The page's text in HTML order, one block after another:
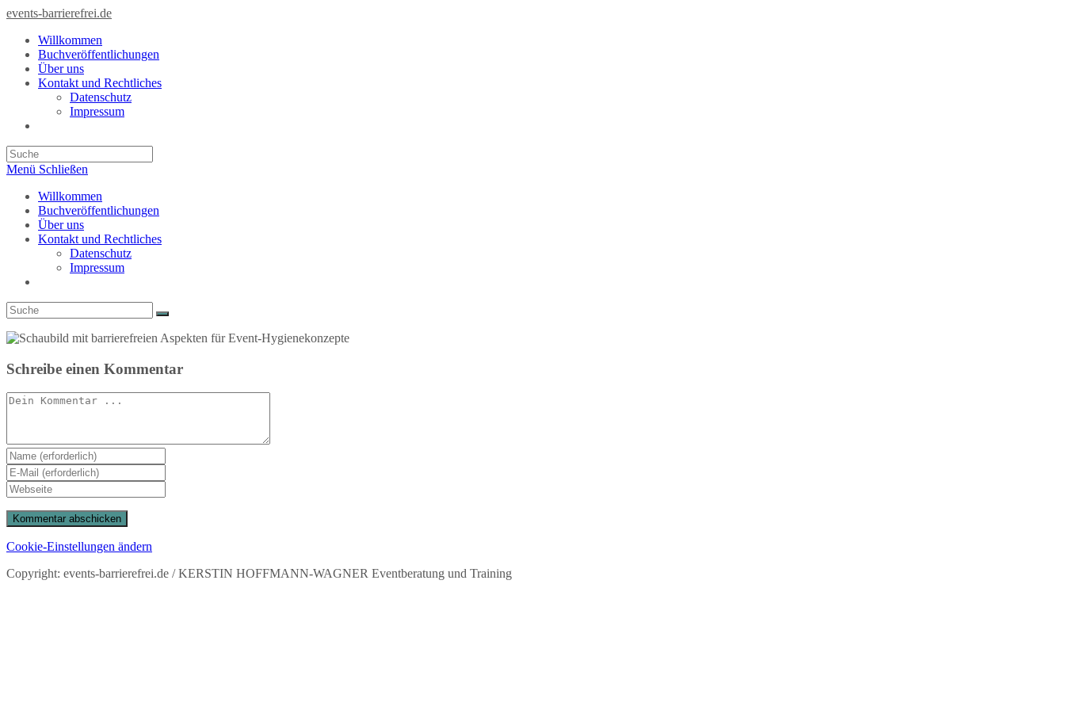
Zum
springen
events-barrierefrei.de
Willkommen
Buchveröffentlichungen
Über uns
Kontakt und Rechtliches
Datenschutz
Impressum
search
Menü Schließen
Willkommen
Buchveröffentlichungen
Über uns
Kontakt und Rechtliches
Datenschutz
Impressum
search
Schreibe einen Kommentar
Kommentieren
Gib
deinen
Namen
oder
Benutzernamen
zum
Kommentieren
ein
Gib
deine
E-
Mail-
Adresse
zum
Kommentieren
ein
Gib
deine
Website-
URL
ein
Cookie-Einstellungen ändern
Copyright: events-barrierefrei.de / KERSTIN HOFFMANN-WAGNER Eventberatung und Training